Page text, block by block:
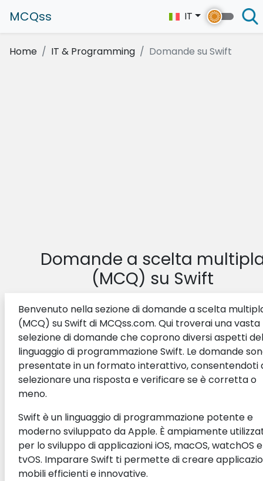
MCQss IT
Home IT & Programming Domande su Swift
Domande a scelta
(MCQ) su Swift
Benvenuto nella sezione di domande a scelta
(MCQ) su Swift di MCQss.com. Qui troverai una vasta
selezione di domande che coprono diversi aspetti del
linguaggio di programmazione Swift. Le domande
presentate in un formato interattivo, consentendoti
selezionare una risposta e verificare se è corretta o
meno.
Swift è un linguaggio di programmazione potente e
moderno sviluppato da Apple. È ampiamente
per lo sviluppo di applicazioni iOS, macOS, watchOS e
tvOS. Imparare Swift ti permette di creare
mobili efficienti e innovative.